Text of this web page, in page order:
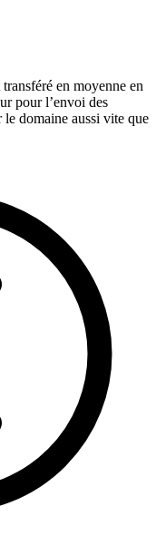
en moyenne en
pour l’envoi des
le domaine aussi vite que